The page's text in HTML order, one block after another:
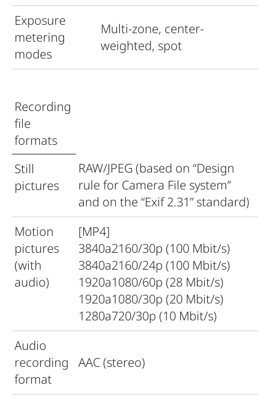
Exposure
metering
modes
Multi-zone, center-
weighted, spot
Recording
file
formats
Still
pictures
RAW/JPEG (based on “Design
rule for Camera File system”
and on the “Exif 2.31” standard)
Motion
pictures
(with
audio)
[MP4]
3840a2160/30p (100 Mbit/s)
3840a2160/24p (100 Mbit/s)
1920a1080/60p (28 Mbit/s)
1920a1080/30p (20 Mbit/s)
1280a720/30p (10 Mbit/s)
Audio
recording
format
AAC (stereo)